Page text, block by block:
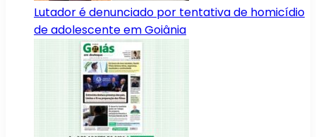
Lutador é denunciado por tentativa de homicídio
de adolescente em Goiânia